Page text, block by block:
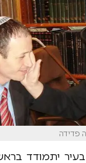
פדידה
יתמודד